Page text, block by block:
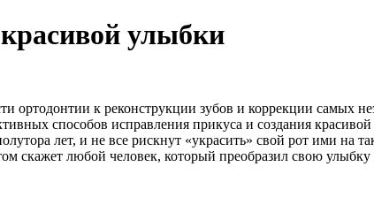
улыбки
ортодонтии к реконструкции зубов и коррекции самых
способов исправления прикуса и создания
лет, и не все рискнут «украсить» свой рот ими на
скажет любой человек, который преобразил свою